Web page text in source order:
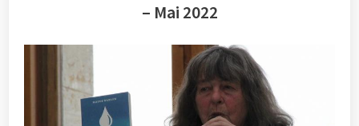
– Mai 2022